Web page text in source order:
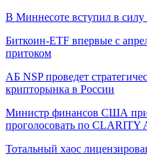
В Миннесоте вступил в силу
Биткоин-ETF впервые с
притоком
АБ NSP проведет
крипторынка в России
Министр финансов США
проголосовать по CLARITY
Тотальный хаос